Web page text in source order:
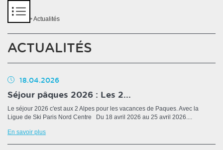
> Actualités
ACTUALITÉS
18.04.2026
Séjour pâques 2026 : Les 2...
Le séjour 2026 c'est aux 2 Alpes pour les vacances de Paques. Avec la
Ligue de Ski Paris Nord Centre Du 18 avril 2026 au 25 avril 2026....
En savoir plus